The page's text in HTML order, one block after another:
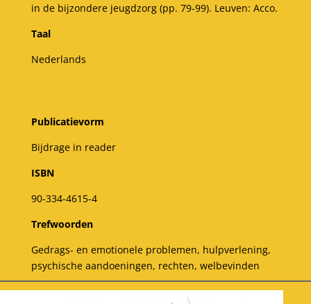
in de bijzondere jeugdzorg (pp. 79-99). Leuven: Acco.
Taal
Nederlands
Publicatievorm
Bijdrage in reader
ISBN
90-334-4615-4
Trefwoorden
Gedrags- en emotionele problemen, hulpverlening,
psychische aandoeningen, rechten, welbevinden